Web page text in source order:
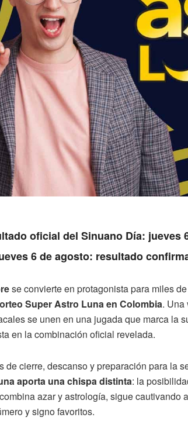
oficial del Sinuano Día: jueves
6 de agosto: resultado
se convierte en protagonista para miles
Super Astro Luna en Colombia. Una
se unen en una jugada que marca la
en la combinación oficial revelada.
de cierre, descanso y preparación para la
aporta una chispa distinta: la
azar y astrología, sigue
y signo favoritos.